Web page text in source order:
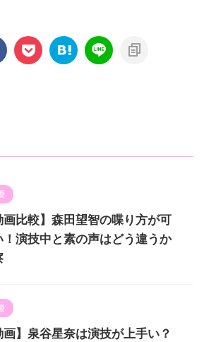
画比較】森田望智の喋り方が可
！演技中と素の声はどう違うか
画】泉谷星奈は演技が上手い？